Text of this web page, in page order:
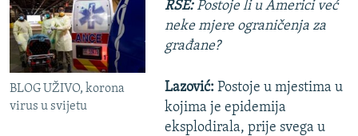
BLOG UŽIVO, korona
virus u svijetu
RSE:Postoje li u Americi već
neke mjere ograničenja za
građane?
Lazović: Postoje u mjestima u
kojima je epidemija
eksplodirala, prije svega u